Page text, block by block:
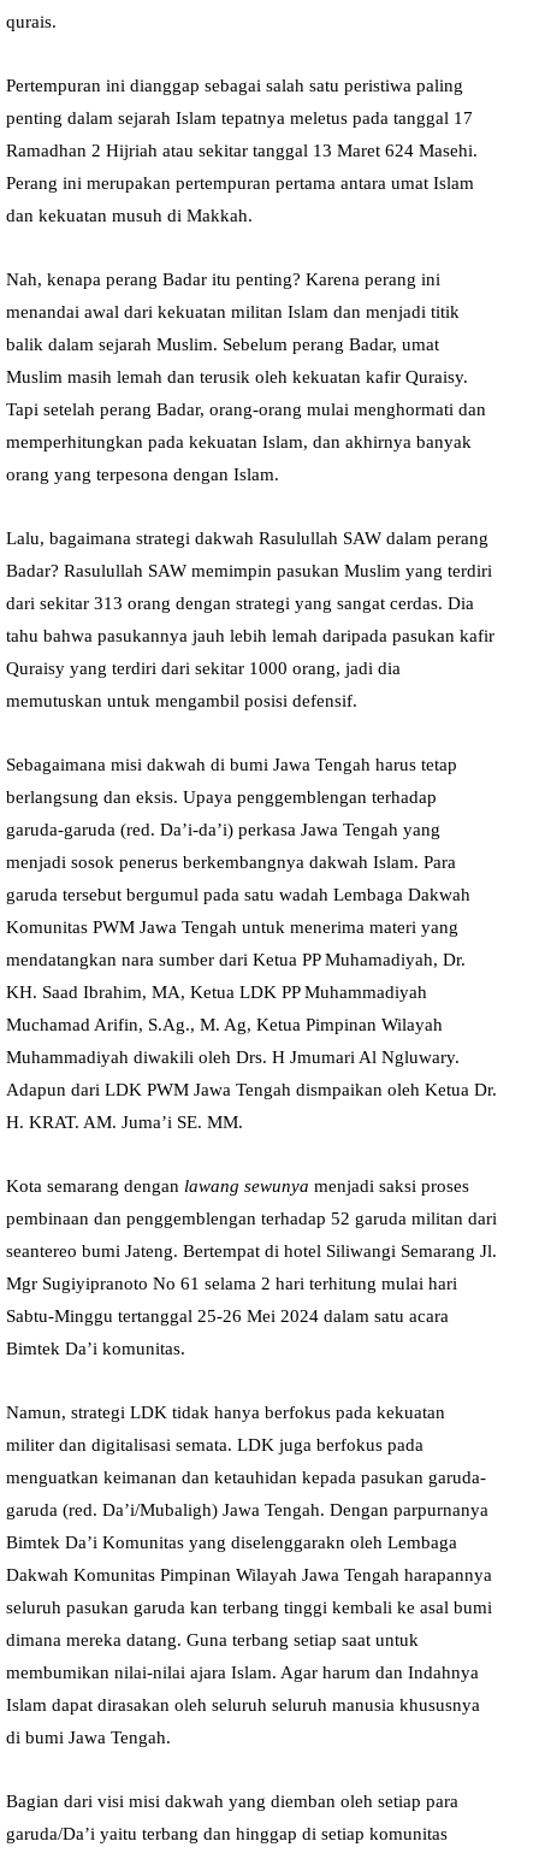
qurais.
Pertempuran ini dianggap sebagai salah satu peristiwa paling
penting dalam sejarah Islam tepatnya meletus pada tanggal 17
Ramadhan 2 Hijriah atau sekitar tanggal 13 Maret 624 Masehi.
Perang ini merupakan pertempuran pertama antara umat Islam
dan kekuatan musuh di Makkah.
Nah, kenapa perang Badar itu penting? Karena perang ini
menandai awal dari kekuatan militan Islam dan menjadi titik
balik dalam sejarah Muslim. Sebelum perang Badar, umat
Muslim masih lemah dan terusik oleh kekuatan kafir Quraisy.
Tapi setelah perang Badar, orang-orang mulai menghormati dan
memperhitungkan pada kekuatan Islam, dan akhirnya banyak
orang yang terpesona dengan Islam.
Lalu, bagaimana strategi dakwah Rasulullah SAW dalam perang
Badar? Rasulullah SAW memimpin pasukan Muslim yang terdiri
dari sekitar 313 orang dengan strategi yang sangat cerdas. Dia
tahu bahwa pasukannya jauh lebih lemah daripada pasukan kafir
Quraisy yang terdiri dari sekitar 1000 orang, jadi dia
memutuskan untuk mengambil posisi defensif.
Sebagaimana misi dakwah di bumi Jawa Tengah harus tetap
berlangsung dan eksis. Upaya penggemblengan terhadap
garuda-garuda (red. Da’i-da’i) perkasa Jawa Tengah yang
menjadi sosok penerus berkembangnya dakwah Islam. Para
garuda tersebut bergumul pada satu wadah Lembaga Dakwah
Komunitas PWM Jawa Tengah untuk menerima materi yang
mendatangkan nara sumber dari Ketua PP Muhamadiyah, Dr.
KH. Saad Ibrahim, MA, Ketua LDK PP Muhammadiyah
Muchamad Arifin, S.Ag., M. Ag, Ketua Pimpinan Wilayah
Muhammadiyah diwakili oleh Drs. H Jmumari Al Ngluwary.
Adapun dari LDK PWM Jawa Tengah dismpaikan oleh Ketua Dr.
H. KRAT. AM. Juma’i SE. MM.
Kota semarang dengan lawang sewunya menjadi saksi proses
pembinaan dan penggemblengan terhadap 52 garuda militan dari
seantereo bumi Jateng. Bertempat di hotel Siliwangi Semarang Jl.
Mgr Sugiyipranoto No 61 selama 2 hari terhitung mulai hari
Sabtu-Minggu tertanggal 25-26 Mei 2024 dalam satu acara
Bimtek Da’i komunitas.
Namun, strategi LDK tidak hanya berfokus pada kekuatan
militer dan digitalisasi semata. LDK juga berfokus pada
menguatkan keimanan dan ketauhidan kepada pasukan garuda-
garuda (red. Da’i/Mubaligh) Jawa Tengah. Dengan parpurnanya
Bimtek Da’i Komunitas yang diselenggarakn oleh Lembaga
Dakwah Komunitas Pimpinan Wilayah Jawa Tengah harapannya
seluruh pasukan garuda kan terbang tinggi kembali ke asal bumi
dimana mereka datang. Guna terbang setiap saat untuk
membumikan nilai-nilai ajara Islam. Agar harum dan Indahnya
Islam dapat dirasakan oleh seluruh seluruh manusia khususnya
di bumi Jawa Tengah.
Bagian dari visi misi dakwah yang diemban oleh setiap para
garuda/Da’i yaitu terbang dan hinggap di setiap komunitas